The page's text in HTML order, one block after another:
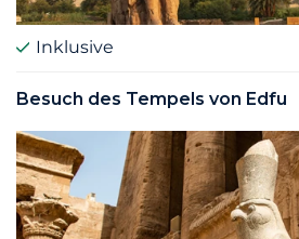
Inklusive
Besuch des Tempels von Edfu